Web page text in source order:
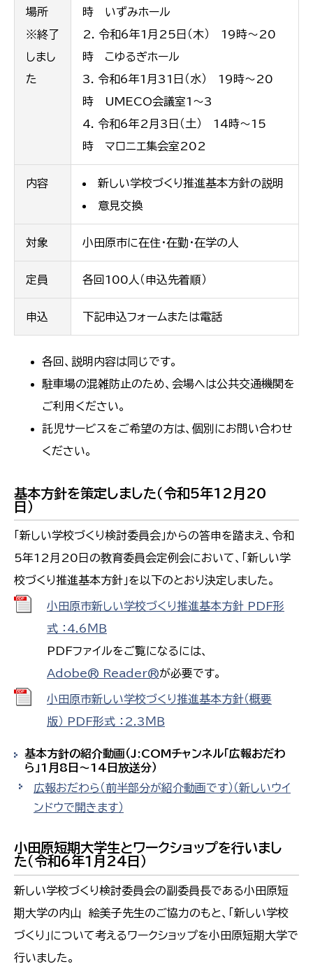
場所
※終了
しまし
た
時 いずみホール
令和6年1月25日（木） 19時～20
時 こゆるぎホール
令和6年1月31日（水） 19時～20
時 UMECO会議室1～3
令和6年2月3日（土） 14時～15
時 マロニエ集会室202
内容
新しい学校づくり推進基本方針の説明
意見交換
対象 小田原市に在住・在勤・在学の人
定員 各回100人（申込先着順）
申込 下記申込フォームまたは電話
各回、説明内容は同じです。
駐車場の混雑防止のため、会場へは公共交通機関を
ご利用ください。
託児サービスをご希望の方は、個別にお問い合わせ
ください。
基本方針を策定しました（令和5年12月20
日）
「新しい学校づくり検討委員会」からの答申を踏まえ、令和
5年12月20日の教育委員会定例会において、「新しい学
校づくり推進基本方針」を以下のとおり決定しました。
小田原市新しい学校づくり推進基本方針 PDF形
式 ：4.6ＭＢ
PDFファイルをご覧になるには、
Adobe® Reader®が必要です。
小田原市新しい学校づくり推進基本方針（概要
版） PDF形式 ：2.3ＭＢ
基本方針の紹介動画（J:COMチャンネル「広報おだわ
ら」1月8日～14日放送分）
広報おだわら（前半部分が紹介動画です） （新しいウイ
ンドウで開きます）
小田原短期大学生とワークショップを行いまし
た（令和６年１月24日）
新しい学校づくり検討委員会の副委員長である小田原短
期大学の内山 絵美子先生のご協力のもと、「新しい学校
づくり」について考えるワークショップを小田原短期大学で
行いました。